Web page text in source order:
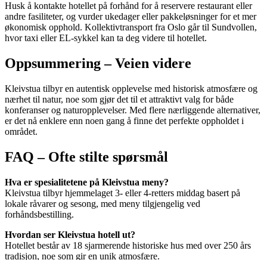
Husk å kontakte hotellet på forhånd for å reservere restaurant eller
andre fasiliteter, og vurder ukedager eller pakkeløsninger for et mer
økonomisk opphold. Kollektivtransport fra Oslo går til Sundvollen,
hvor taxi eller EL-sykkel kan ta deg videre til hotellet.
Oppsummering – Veien videre
Kleivstua tilbyr en autentisk opplevelse med historisk atmosfære og
nærhet til natur, noe som gjør det til et attraktivt valg for både
konferanser og naturopplevelser. Med flere nærliggende alternativer,
er det nå enklere enn noen gang å finne det perfekte oppholdet i
området.
FAQ – Ofte stilte spørsmål
Hva er spesialitetene på Kleivstua meny?
Kleivstua tilbyr hjemmelaget 3- eller 4-retters middag basert på
lokale råvarer og sesong, med meny tilgjengelig ved
forhåndsbestilling.
Hvordan ser Kleivstua hotell ut?
Hotellet består av 18 sjarmerende historiske hus med over 250 års
tradisjon, noe som gir en unik atmosfære.